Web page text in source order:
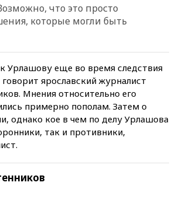
что это просто
которые могли быть
Урлашову еще во время следствия
ярославский журналист
Мнения относительно его
примерно пополам. Затем о
однако кое в чем по делу Урлашова
так и противники,